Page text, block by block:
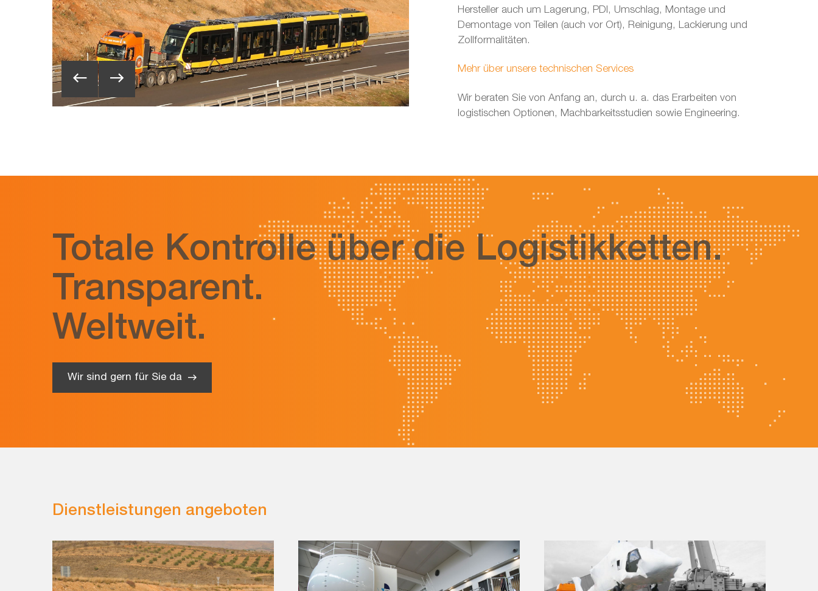
Hersteller auch um Lagerung, PDI, Umschlag, Montage und
Demontage von Teilen (auch vor Ort), Reinigung, Lackierung und
Zollformalitäten.
Mehr über unsere technischen Services
Wir beraten Sie von Anfang an, durch u. a. das Erarbeiten von
logistischen Optionen, Machbarkeitsstudien sowie Engineering.
Totale Kontrolle über die Logistikketten.
Transparent.
Weltweit.
Wir sind gern für Sie da
Dienstleistungen angeboten